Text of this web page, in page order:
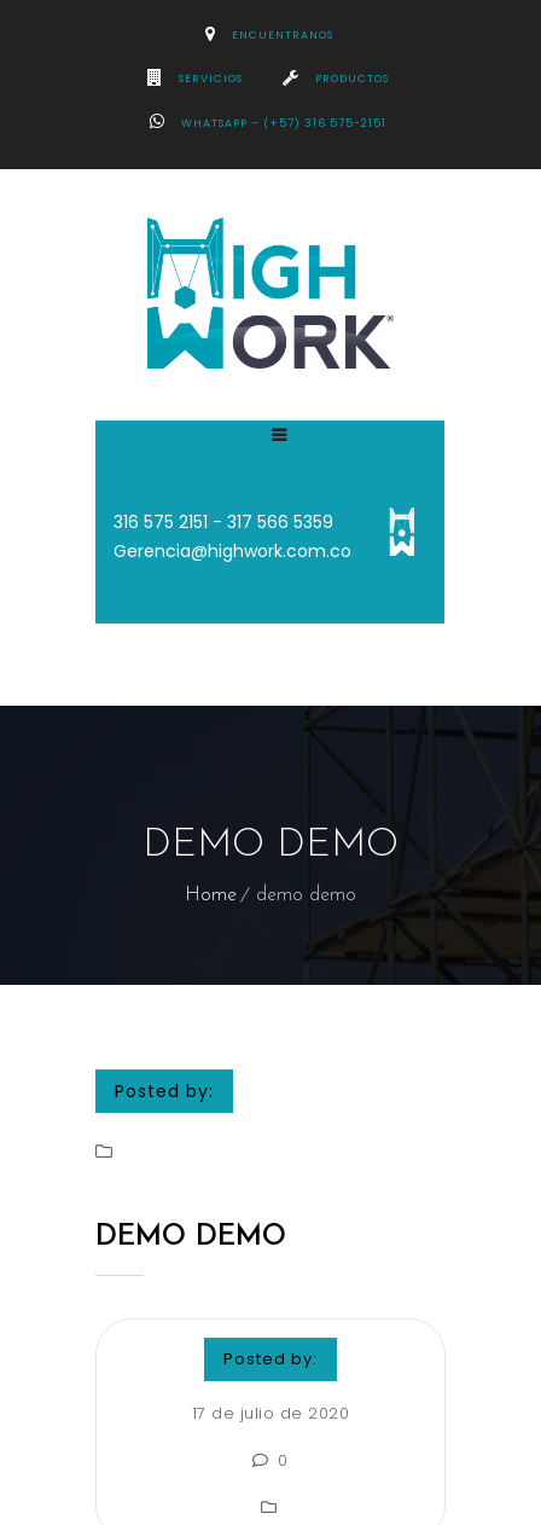
ENCUENTRANOS
SERVICIOS PRODUCTOS
WHATSAPP – (+57) 316 575-2151
316 575 2151 - 317 566 5359
Gerencia@highwork.com.co
DEMO DEMO
Home demo demo
Posted by:
DEMO DEMO
Posted by:
17 de julio de 2020
0